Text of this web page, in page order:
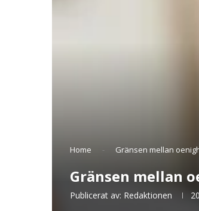
Home - Gränsen mellan
Gränsen mellan
Publicerat av: Redaktionen